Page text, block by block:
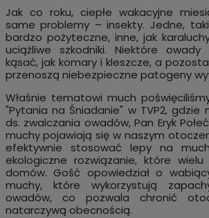
Jak co roku, ciepłe wakacyjne
same problemy – insekty. Jedne,
bardzo pożyteczne, inne, jak
uciążliwe szkodniki. Niektóre
kąsać, jak komary i kleszcze, a
przenoszą niebezpieczne patogeny
Właśnie tematowi much
"Pytania na Śniadanie" w TVP2, gdzie
ds. zwalczania owadów, Pan Eryk
muchy pojawiają się w naszym
efektywnie stosować lepy na
ekologiczne rozwiązanie, które
domów. Gość opowiedział o
muchy, które wykorzystują
owadów, co pozwala chronić
natarczywą obecnością.